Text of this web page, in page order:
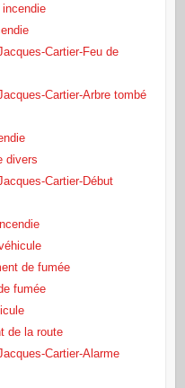
Cartier-Feu de
Cartier-Arbre tombé
divers
Cartier-Début
de fumée
fumée
de la route
Cartier-Alarme